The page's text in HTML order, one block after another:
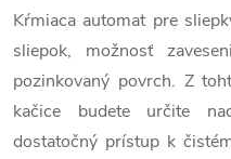
Kŕmiaca automat pre
sliepok, možnosť
pozinkovaný povrch. Z
kačice budete určite
dostatočný prístup k